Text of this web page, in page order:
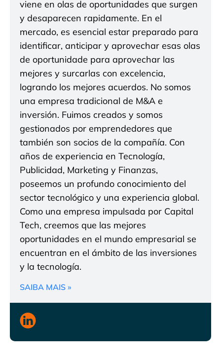
viene en olas de oportunidades que surgen
y desaparecen rapidamente. En el
mercado, es esencial estar preparado para
identificar, anticipar y aprovechar esas olas
de oportunidade para aprovechar las
mejores y surcarlas con excelencia,
logrando los mejores acuerdos. No somos
una empresa tradicional de M&A e
inversión. Fuimos creados y somos
gestionados por emprendedores que
también son socios de la compañía. Con
años de experiencia en Tecnología,
Publicidad, Marketing y Finanzas,
poseemos un profundo conocimiento del
sector tecnológico y una experiencia global.
Como una empresa impulsada por Capital
Tech, creemos que las mejores
oportunidades en el mundo empresarial se
encuentran en el ámbito de las inversiones
y la tecnología.
SAIBA MAIS »